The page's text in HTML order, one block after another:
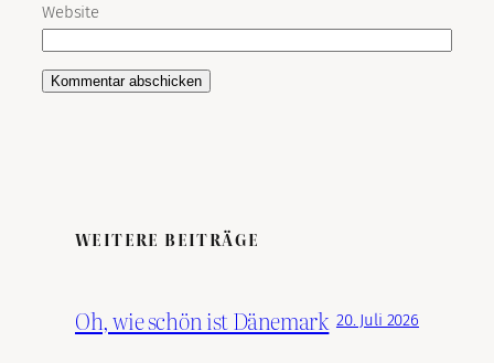
Website
WEITERE BEITRÄGE
Oh, wie schön ist Dänemark 20. Juli 2026